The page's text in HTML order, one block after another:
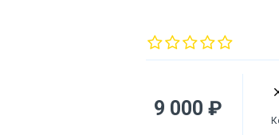
9 000 ₽